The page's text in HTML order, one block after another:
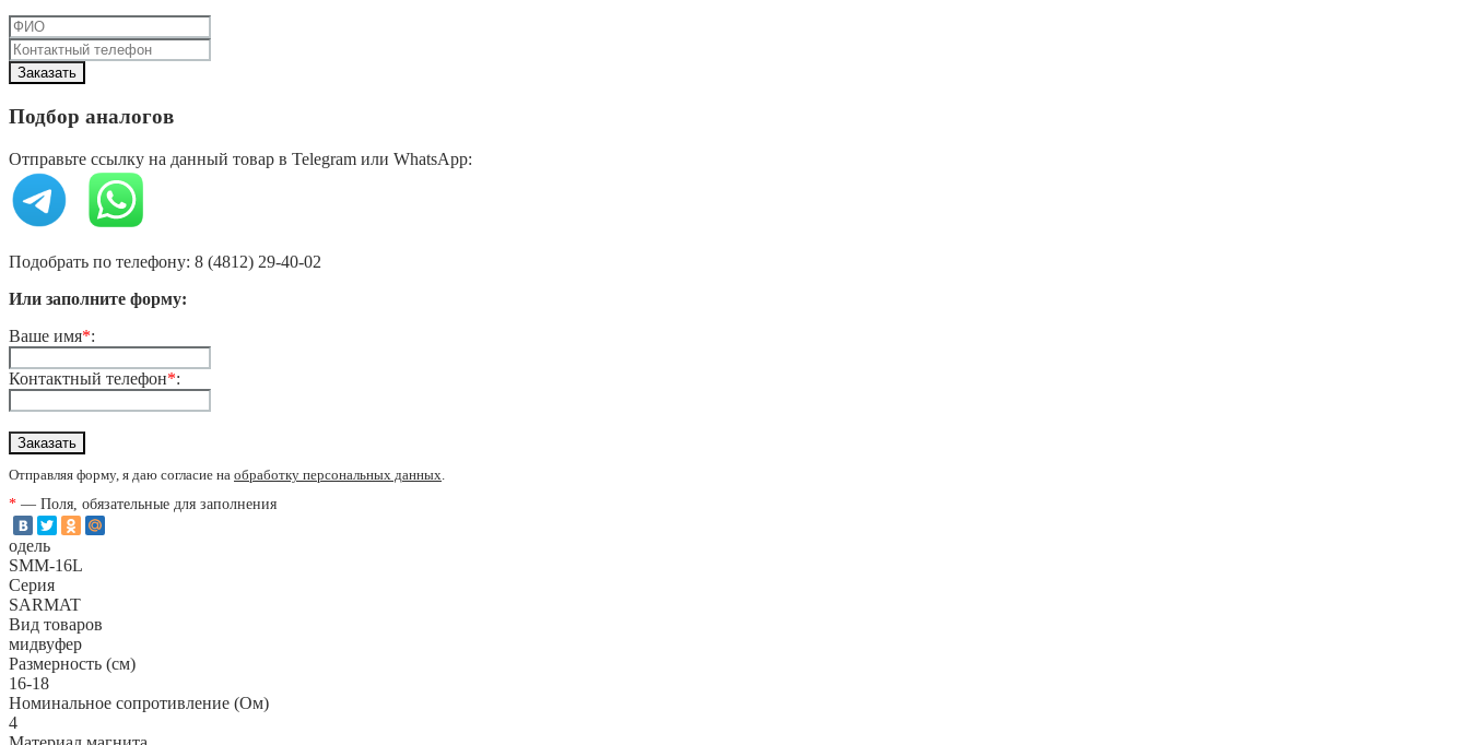
Подбор аналогов
Отправьте ссылку на данный товар в Telegram или WhatsApp:
Подобрать по телефону: 8 (4812) 29-40-02
Или заполните форму:
Ваше имя*:
Контактный телефон*:
Отправляя форму, я даю согласие на обработку персональных данных.
* — Поля, обязательные для заполнения
одель
SMM-16L
Серия
SARMAT
Вид товаров
мидвуфер
Размерность (см)
16-18
Номинальное сопротивление (Ом)
4